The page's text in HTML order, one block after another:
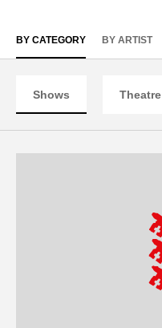
BY CATEGORY BY ARTIST
Shows Theatre